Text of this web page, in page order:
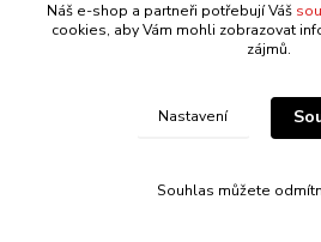
Přidat do
Náš e-shop a partneři potřebují Váš
cookies, aby Vám mohli zobrazovat
zájmů.
Nastavení
Souhlas můžete